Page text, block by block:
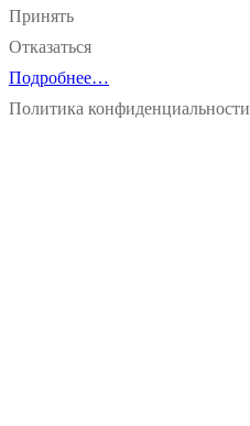
Принять
Отказаться
Подробнее…
Политика конфиденциальности